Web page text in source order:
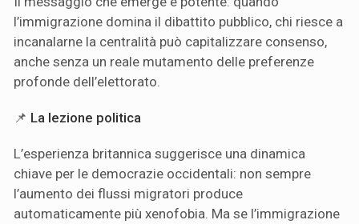
l’immigrazione domina il dibattito pubblico, chi riesce a
incanalarne la centralità può capitalizzare consenso,
anche senza un reale mutamento delle preferenze
profonde dell’elettorato.
📌 La lezione politica
L’esperienza britannica suggerisce una dinamica
chiave per le democrazie occidentali: non sempre
l’aumento dei flussi migratori produce
automaticamente più xenofobia. Ma se l’immigrazione